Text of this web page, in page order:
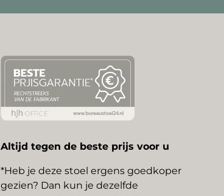
Altijd tegen de beste prijs voor u
*Heb je deze stoel ergens goedkoper
gezien? Dan kun je dezelfde